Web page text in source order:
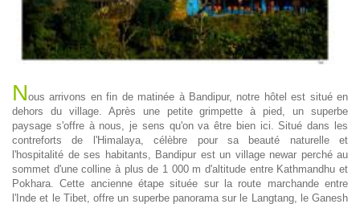
Nous arrivons en fin de matinée à Bandipur, notre hôtel est situé en
dehors du village. Après une petite grimpette à pied, un superbe
paysage s'offre à nous, je sens qu'on va être bien ici. Situé dans les
contreforts de l'Himalaya, célèbre pour sa beauté naturelle et
l'hospitalité de ses habitants, Bandipur est un village newar perché au
sommet d'une colline à plus de 1 000 m d'altitude entre Kathmandhu et
Pokhara. Cette ancienne étape située sur la route marchande entre
l'Inde et le Tibet, offre un superbe panorama sur le Langtang, le Ganesh